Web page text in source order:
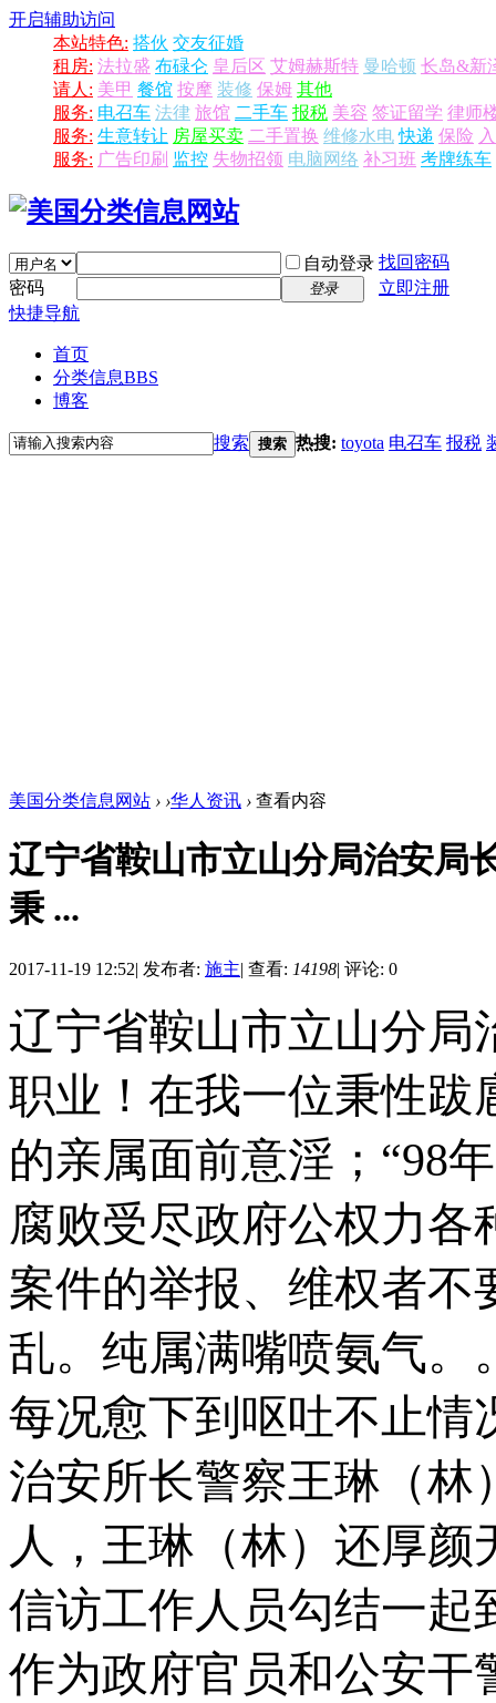
开启辅助访问
本站特色: 搭伙 交友征婚
租房: 法拉盛 布碌仑 皇后区 艾姆赫斯特 曼哈顿 长岛&新
请人: 美甲 餐馆 按摩 装修 保姆 其他
服务: 电召车 法律 旅馆 二手车 报税 美容 签证留学 律师
服务: 生意转让 房屋买卖 二手置换 维修水电 快递 保险
服务: 广告印刷 监控 失物招领 电脑网络 补习班 考牌练车
自动登录 找回密码
密码
登录
立即注册
快捷导航
首页
分类信息BBS
博客
搜索 搜索 热搜: toyota 电召车 报税
美国分类信息网站 › ›华人资讯 › 查看内容
辽宁省鞍山市立山分局治安局
秉 ...
2017-11-19 12:52| 发布者: 施主| 查看: 14198| 评论: 0
辽宁省鞍山市立山分局
职业！在我一位秉性跋
的亲属面前意淫；“98
腐败受尽政府公权力
案件的举报、维权者不
乱。纯属满嘴喷氨气。
每况愈下到呕吐不止情
治安所长警察王琳（林
人，王琳（林）还厚
信访工作人员勾结一起
作为政府官员和公安干